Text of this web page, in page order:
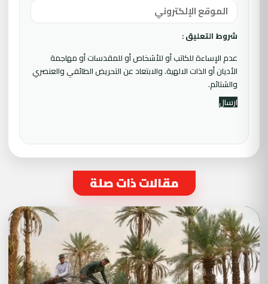
شروط التعليق :
عدم الإساءة للكاتب أو للأشخاص أو للمقدسات أو مهاجمة
الأديان أو الذات الالهية. والابتعاد عن التحريض الطائفي والعنصري
والشتائم.
مقالات ذات صلة